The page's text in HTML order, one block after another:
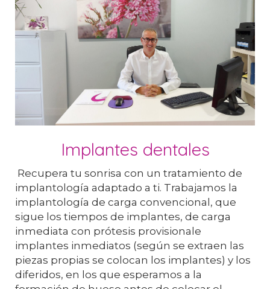
Implantes dentales
Recupera tu sonrisa con un tratamiento de
implantología adaptado a ti. Trabajamos la
implantología de carga convencional, que
sigue los tiempos de implantes, de carga
inmediata con prótesis provisionale
implantes inmediatos (según se extraen las
piezas propias se colocan los implantes) y los
diferidos, en los que esperamos a la